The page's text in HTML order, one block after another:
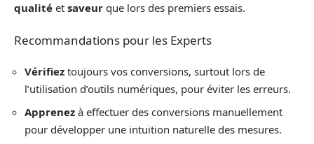
qualité et saveur que lors des premiers essais.
Recommandations pour les Experts
Vérifiez toujours vos conversions, surtout lors de
l’utilisation d’outils numériques, pour éviter les erreurs.
Apprenez à effectuer des conversions manuellement
pour développer une intuition naturelle des mesures.